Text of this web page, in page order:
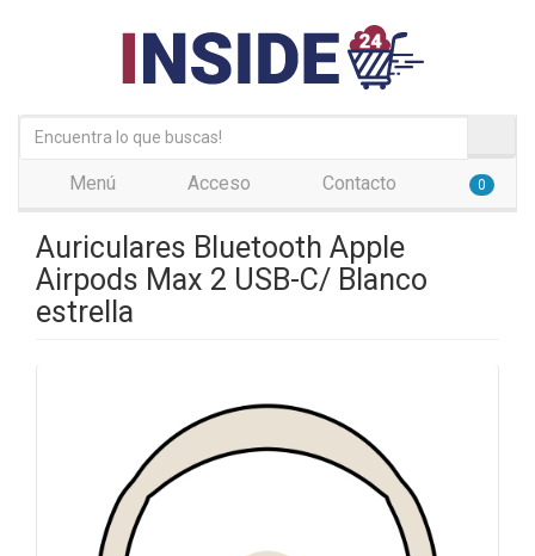
Menú Acceso Contacto 0
Auriculares Bluetooth Apple
Airpods Max 2 USB-C/ Blanco
estrella